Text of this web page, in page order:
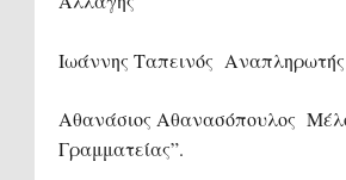
Ιωάννης Ταπεινός
Αθανάσιος Αθανασόπουλος
Γραμματείας”.